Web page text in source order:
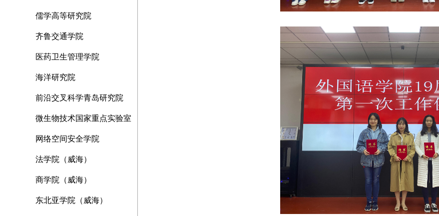
儒学高等研究院
齐鲁交通学院
医药卫生管理学院
海洋研究院
前沿交叉科学青岛研究院
微生物技术国家重点实验室
网络空间安全学院
法学院（威海）
商学院（威海）
东北亚学院（威海）